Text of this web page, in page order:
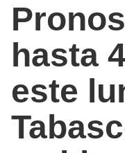
hasta
este